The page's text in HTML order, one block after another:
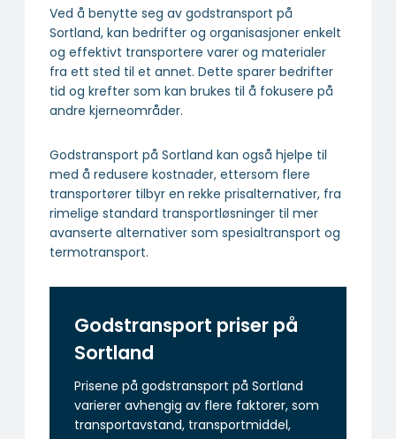
Ved å benytte seg av godstransport på
Sortland, kan bedrifter og organisasjoner enkelt
og effektivt transportere varer og materialer
fra ett sted til et annet. Dette sparer bedrifter
tid og krefter som kan brukes til å fokusere på
andre kjerneområder.
Godstransport på Sortland kan også hjelpe til
med å redusere kostnader, ettersom flere
transportører tilbyr en rekke prisalternativer, fra
rimelige standard transportløsninger til mer
avanserte alternativer som spesialtransport og
termotransport.
Godstransport priser på
Sortland
Prisene på godstransport på Sortland
varierer avhengig av flere faktorer, som
transportavstand, transportmiddel,